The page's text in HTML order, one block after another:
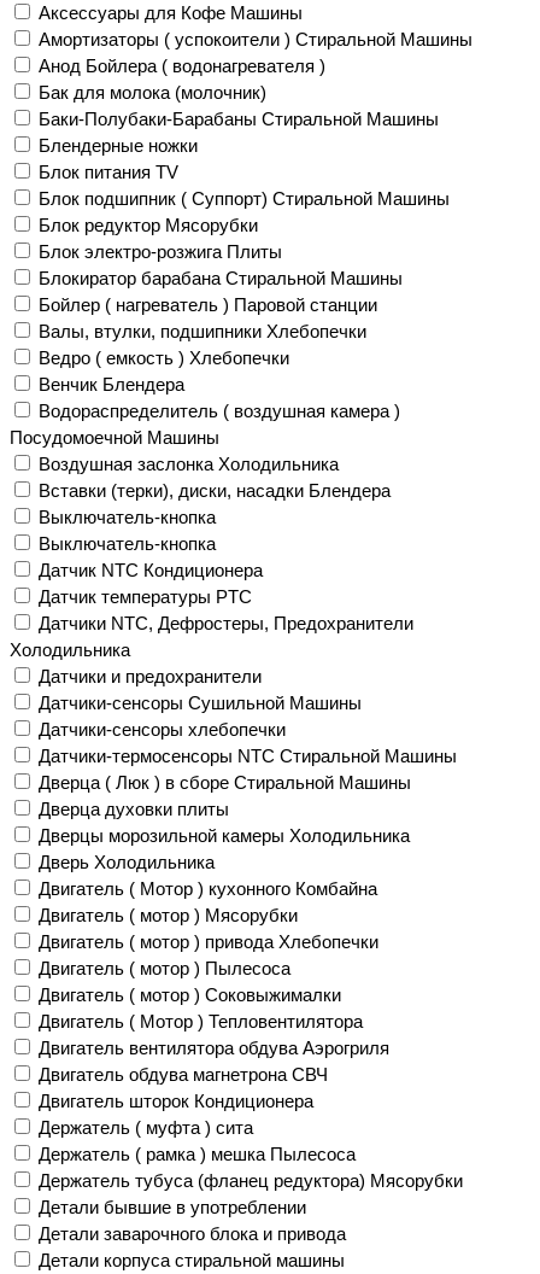
Аксессуары для Кофе Машины
Амортизаторы ( успокоители ) Стиральной Машины
Анод Бойлера ( водонагревателя )
Бак для молока (молочник)
Баки-Полубаки-Барабаны Стиральной Машины
Блендерные ножки
Блок питания TV
Блок подшипник ( Суппорт) Стиральной Машины
Блок редуктор Мясорубки
Блок электро-розжига Плиты
Блокиратор барабана Стиральной Машины
Бойлер ( нагреватель ) Паровой станции
Валы, втулки, подшипники Хлебопечки
Ведро ( емкость ) Хлебопечки
Венчик Блендера
Водораспределитель ( воздушная камера )
Посудомоечной Машины
Воздушная заслонка Холодильника
Вставки (терки), диски, насадки Блендера
Выключатель-кнопка
Выключатель-кнопка
Датчик NTC Кондиционера
Датчик температуры PTC
Датчики NTC, Дефростеры, Предохранители
Холодильника
Датчики и предохранители
Датчики-сенсоры Сушильной Машины
Датчики-сенсоры хлебопечки
Датчики-термосенсоры NTC Стиральной Машины
Дверца ( Люк ) в сборе Стиральной Машины
Дверца духовки плиты
Дверцы морозильной камеры Холодильника
Дверь Холодильника
Двигатель ( Мотор ) кухонного Комбайна
Двигатель ( мотор ) Мясорубки
Двигатель ( мотор ) привода Хлебопечки
Двигатель ( мотор ) Пылесоса
Двигатель ( мотор ) Соковыжималки
Двигатель ( Мотор ) Тепловентилятора
Двигатель вентилятора обдува Аэрогриля
Двигатель обдува магнетрона СВЧ
Двигатель шторок Кондиционера
Держатель ( муфта ) сита
Держатель ( рамка ) мешка Пылесоса
Держатель тубуса (фланец редуктора) Мясорубки
Детали бывшие в употреблении
Детали заварочного блока и привода
Детали корпуса стиральной машины